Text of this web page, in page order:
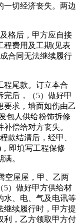
一切经济丧失。两边
格后，甲方应自接
程费用及工期(见表
合同无法继续履行
尾款。订立本合
完后，（5）做好甲
要求，墙面如伤由乙
包人供给粉饰拆修
偿给对方丧失。
款结清后，经甲、
即填写工程保修
。
屋屋，甲、乙两
5）做好甲方供给材
水、电、气及电讯等
继续履行时，甲方提
利，乙方领取甲方付